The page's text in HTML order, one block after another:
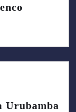
Urubamba